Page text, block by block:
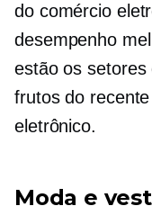
do comércio
desempenho
estão os
frutos do
eletrônico.
Moda e